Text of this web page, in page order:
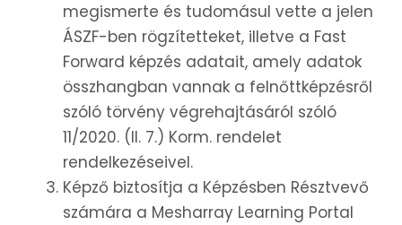
megismerte és tudomásul vette a jelen
ÁSZF-ben rögzítetteket, illetve a Fast
Forward képzés adatait, amely adatok
összhangban vannak a felnőttképzésről
szóló törvény végrehajtásáról szóló
11/2020. (II. 7.) Korm. rendelet
rendelkezéseivel.
Képző biztosítja a Képzésben Résztvevő
számára a Mesharray Learning Portal